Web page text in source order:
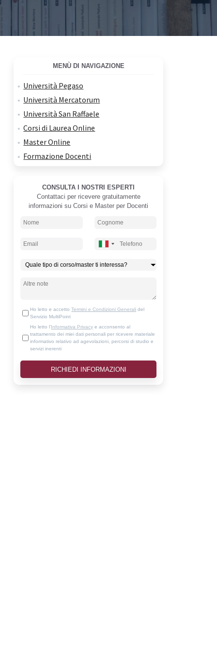
MENÙ DI NAVIGAZIONE
Università Pegaso
Università Mercatorum
Università San Raffaele
Corsi di Laurea Online
Master Online
Formazione Docenti
CONSULTA I NOSTRI ESPERTI
Contattaci per ricevere gratuitamente
informazioni su Corsi e Master per Docenti
Ho letto e accettoTermini e Condizioni Generali del
Servizio MultiPoint
Ho letto l' Informativa Privacy e acconsento al
trattamento dei miei dati personali per ricevere materiale
informativo relativo ad agevolazioni, percorsi di studio e
servizi inerenti